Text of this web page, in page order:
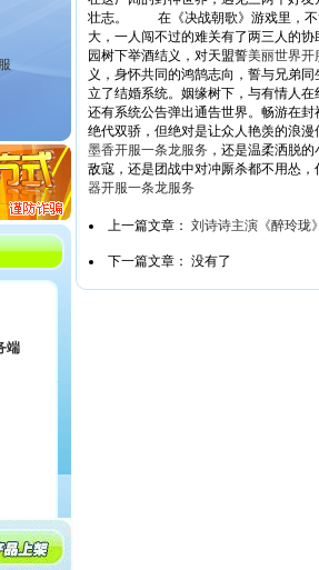
端
壮志。 在《决战朝歌》游戏里，不管
大，一人闯不过的难关有了两三人的
园树下举酒结义，对天盟誓美丽世界开
义，身怀共同的鸿鹄志向，誓与兄弟
立了结婚系统。姻缘树下，与有情人
还有系统公告弹出通告世界。畅游在
绝代双骄，但绝对是让众人艳羡的浪
墨香开服一条龙服务 ，还是温柔洒脱
敌寇，还是团战中对冲厮杀都不用怂
器开服一条龙服务
上一篇文章： 刘诗诗主演《醉玲珑
下一篇文章： 没有了